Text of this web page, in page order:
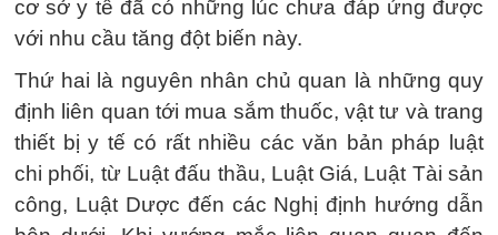
cơ sở y tế đã có những lúc chưa đáp ứng được
với nhu cầu tăng đột biến này.
Thứ hai là nguyên nhân chủ quan là những quy
định liên quan tới mua sắm thuốc, vật tư và trang
thiết bị y tế có rất nhiều các văn bản pháp luật
chi phối, từ Luật đấu thầu, Luật Giá, Luật Tài sản
công, Luật Dược đến các Nghị định hướng dẫn